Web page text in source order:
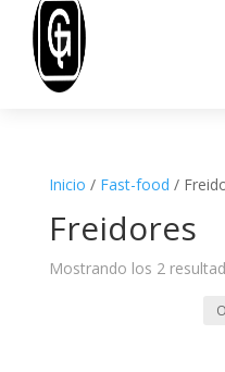
Inicio / Fast-food /
Freidores
Mostrando los 2